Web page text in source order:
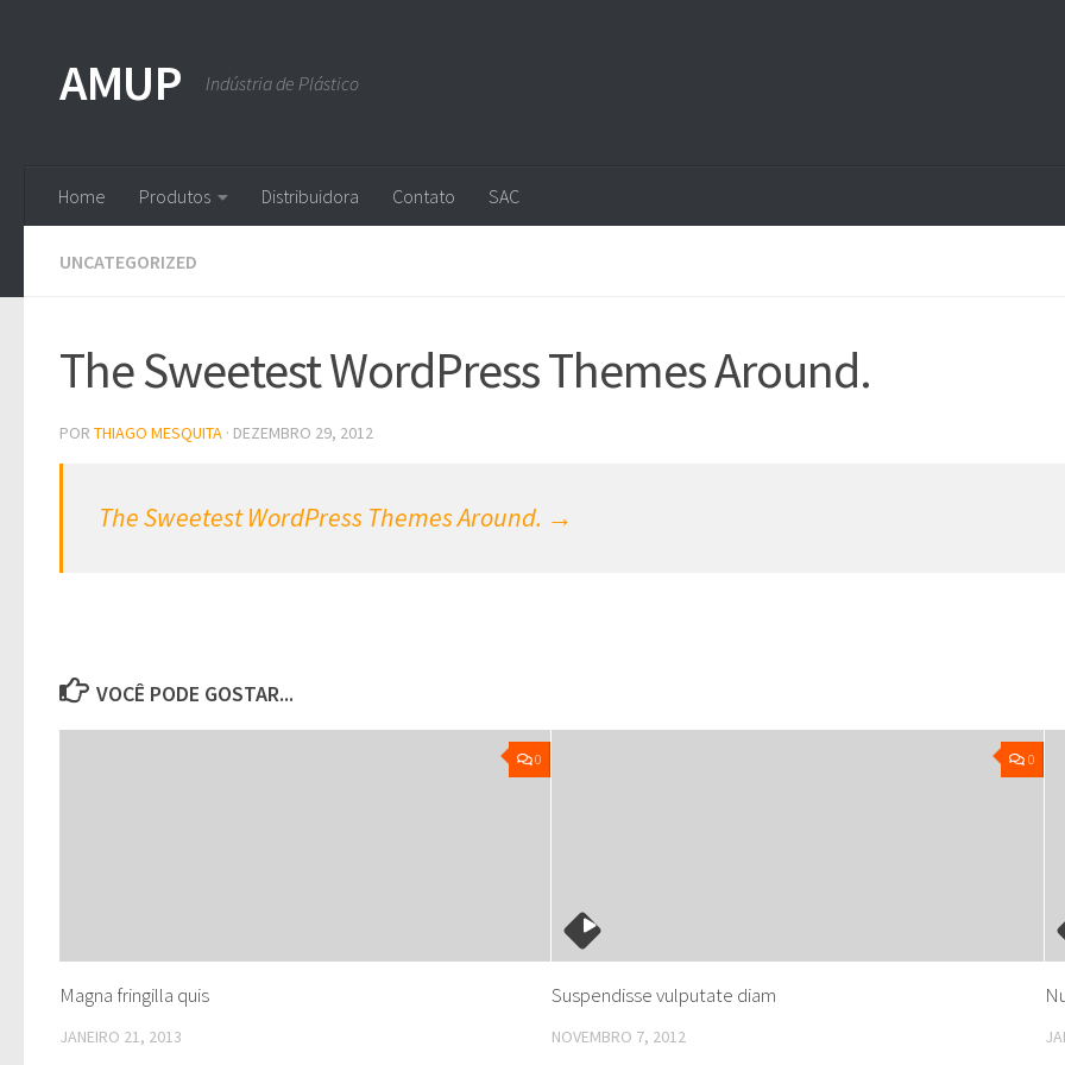
AMUP Indústria de Plástico
Home Produtos Distribuidora Contato SAC
UNCATEGORIZED
The Sweetest WordPress Themes Around.
POR THIAGO MESQUITA · DEZEMBRO 29, 2012
The Sweetest WordPress Themes Around. →
VOCÊ PODE GOSTAR...
0
Magna fringilla quis
JANEIRO 21, 2013
0
Suspendisse vulputate diam
NOVEMBRO 7, 2012